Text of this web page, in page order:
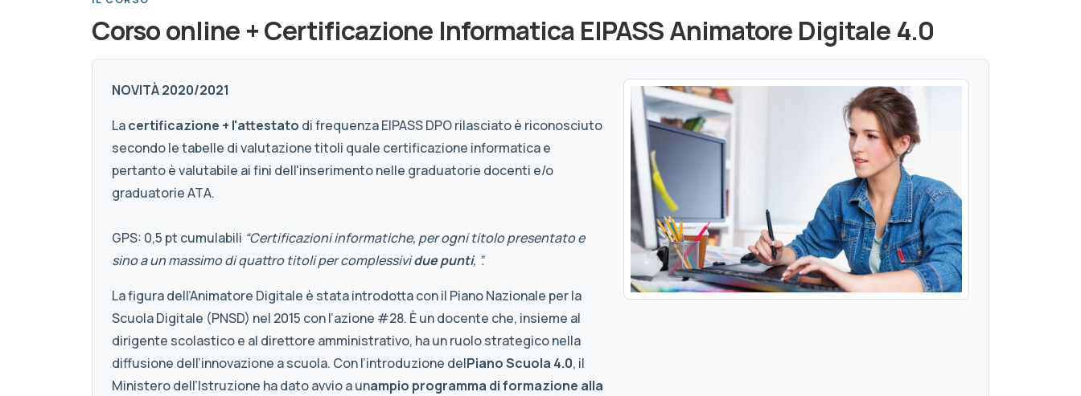
Corso online + Certificazione Informatica EIPASS Animatore Digitale 4.0
NOVITÀ 2020/2021
Lacertificazione + l'attestato di frequenza EIPASS DPO rilasciato è riconosciuto
secondo le tabelle di valutazione titoli quale certificazione informatica e
pertanto è valutabile ai fini dell'inserimento nelle graduatorie docenti e/o
graduatorie ATA.
GPS: 0,5 pt cumulabili “Certificazioni informatiche, per ogni titolo presentato e
sino a un massimo di quattro titoli per complessividue punti, ”.
La figura dell’Animatore Digitale è stata introdotta con il Piano Nazionale per la
Scuola Digitale (PNSD) nel 2015 con l’azione #28. È un docente che, insieme al
dirigente scolastico e al direttore amministrativo, ha un ruolo strategico nella
diffusione dell’innovazione a scuola. Con l’introduzione delPiano Scuola 4.0, il
Ministero dell’Istruzione ha dato avvio a unampio programma di formazione alla